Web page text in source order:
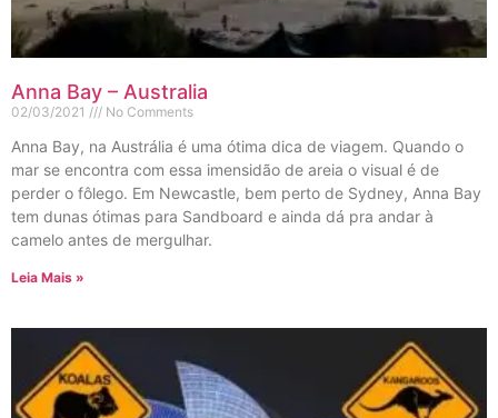
Anna Bay – Australia
02/03/2021 No Comments
Anna Bay, na Austrália é uma ótima dica de viagem. Quando o
mar se encontra com essa imensidão de areia o visual é de
perder o fôlego. Em Newcastle, bem perto de Sydney, Anna Bay
tem dunas ótimas para Sandboard e ainda dá pra andar à
camelo antes de mergulhar.
Leia Mais »